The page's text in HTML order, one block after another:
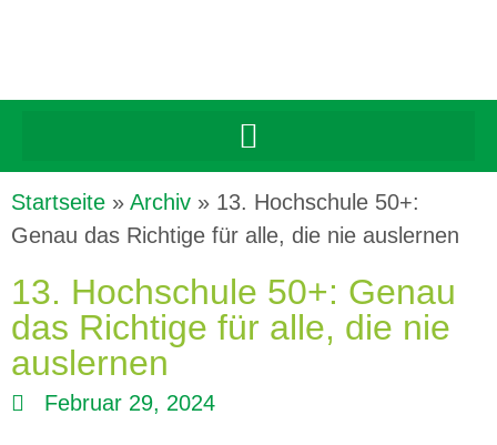
Startseite » Archiv » 13. Hochschule 50+:
Genau das Richtige für alle, die nie auslernen
13. Hochschule 50+: Genau
das Richtige für alle, die nie
auslernen
Februar 29, 2024